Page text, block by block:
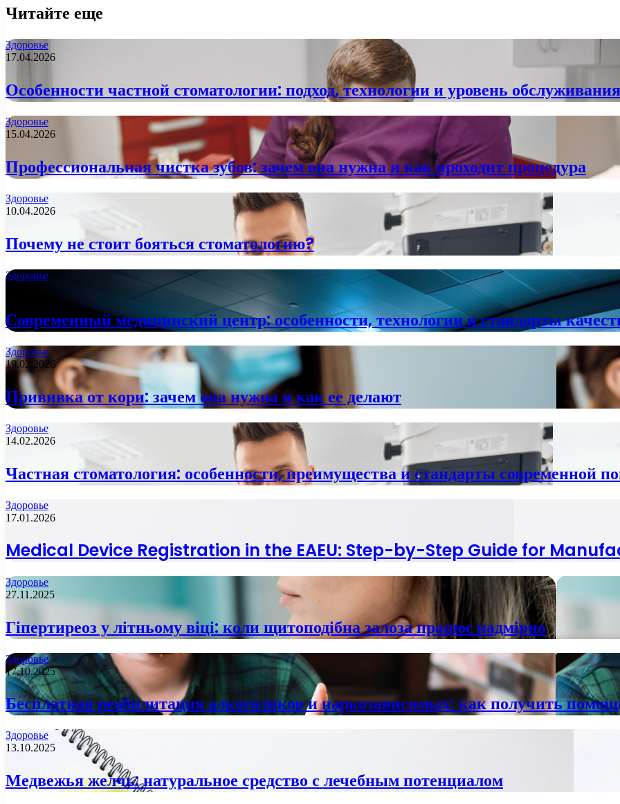
Читайте еще
Здоровье
17.04.2026
Особенности частной стоматологии: подход, технологии и уровень обслуживания
Здоровье
15.04.2026
Профессиональная чистка зубов: зачем она нужна и как проходит процедура
Здоровье
10.04.2026
Почему не стоит бояться стоматологию?
Здоровье
Современный медицинский центр: особенности, технологии и стандарты
Здоровье
19.02.2026
Прививка от кори: зачем она нужна и как ее делают
Здоровье
14.02.2026
Частная стоматология: особенности, преимущества и стандарты современной
Здоровье
17.01.2026
Medical Device Registration in the EAEU: Step-by-Step Guide for
Здоровье
27.11.2025
Гіпертиреоз у літньому віці: коли щитоподібна залоза працює надмірно
Здоровье
17.10.2025
Бесплатная реабилитация алкоголиков и наркозависимых: как получить
Здоровье
13.10.2025
Медвежья желчь: натуральное средство с лечебным потенциалом